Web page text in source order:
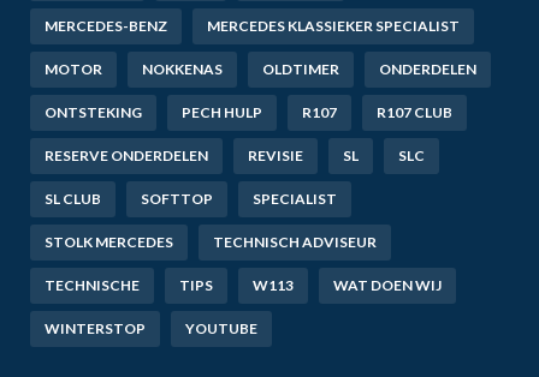
MERCEDES-BENZ MERCEDES KLASSIEKER SPECIALIST
MOTOR NOKKENAS OLDTIMER ONDERDELEN
ONTSTEKING PECH HULP R107 R107 CLUB
RESERVE ONDERDELEN REVISIE SL SLC
SL CLUB SOFTTOP SPECIALIST
STOLK MERCEDES TECHNISCH ADVISEUR
TECHNISCHE TIPS W113 WAT DOEN WIJ
WINTERSTOP YOUTUBE